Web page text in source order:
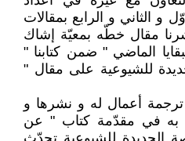
و الثاني و الرابع بمقالات
مقال خطّه بمعيّة إشاك
الماضي " ضمن كتابنا "
للشيوعية على مقال "
ترجمة أعمال له و نشرها و
به في مقدّمة كتاب " عن